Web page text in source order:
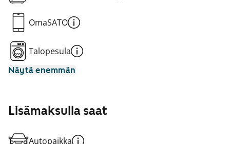
OmaSATO
Talopesula
Näytä enemmän
Lisämaksulla saat
Autopaikka